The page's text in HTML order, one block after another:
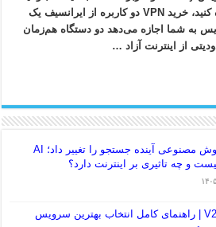
با خانواده یا دوستان استفاده کنید، خرید VPN دو کاربره از ایرانسیف یک
به شما اجازه می‌دهد دو دستگاه هم‌زمان
از اینترنت آزاد …
گوگل با هوش مصنوعی آینده جستجو را تغییر داد؛ AI
خرید V2Ray | راهنمای کامل انتخاب بهترین سرویس